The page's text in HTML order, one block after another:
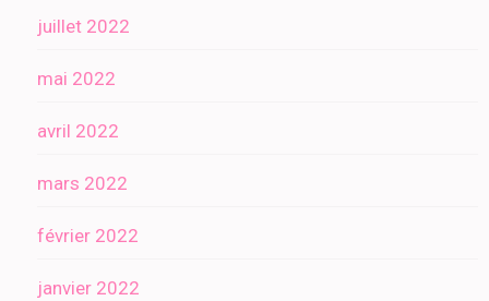
juillet 2022
mai 2022
avril 2022
mars 2022
février 2022
janvier 2022